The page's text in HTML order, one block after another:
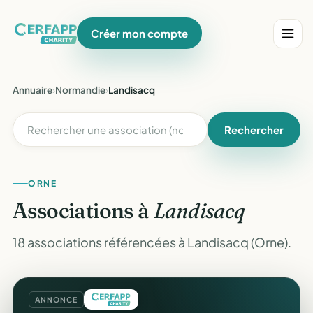
Créer mon compte
Annuaire›Normandie›Landisacq
Rechercher
ORNE
Associations àLandisacq
18 associations référencées à Landisacq (Orne).
ANNONCE